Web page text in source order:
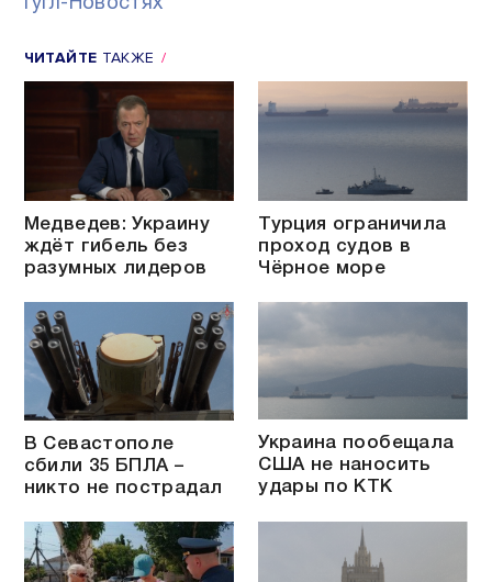
Гугл-Новостях
ЧИТАЙТЕ ТАКЖЕ
Медведев: Украину
ждёт гибель без
разумных лидеров
Турция ограничила
проход судов в
Чёрное море
В Севастополе
сбили 35 БПЛА –
никто не пострадал
Украина пообещала
США не наносить
удары по КТК